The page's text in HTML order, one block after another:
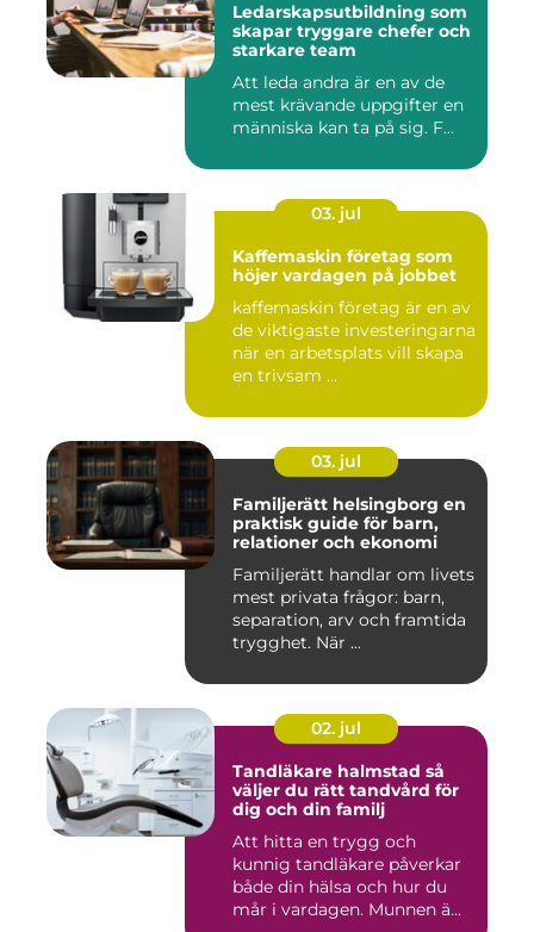
Ledarskapsutbildning som
skapar tryggare chefer och
starkare team
Att leda andra är en av de
mest krävande uppgifter en
människa kan ta på sig. F...
03. jul
Kaffemaskin företag som
höjer vardagen på jobbet
kaffemaskin företag är en av
de viktigaste investeringarna
när en arbetsplats vill skapa
en trivsam ...
03. jul
Familjerätt helsingborg en
praktisk guide för barn,
relationer och ekonomi
Familjerätt handlar om livets
mest privata frågor: barn,
separation, arv och framtida
trygghet. När ...
02. jul
Tandläkare halmstad så
väljer du rätt tandvård för
dig och din familj
Att hitta en trygg och
kunnig tandläkare påverkar
både din hälsa och hur du
mår i vardagen. Munnen ä...